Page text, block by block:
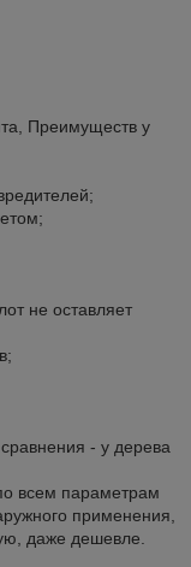
Преимуществ у
не оставляет
- у дерева
всем параметрам
применения,
даже дешевле.